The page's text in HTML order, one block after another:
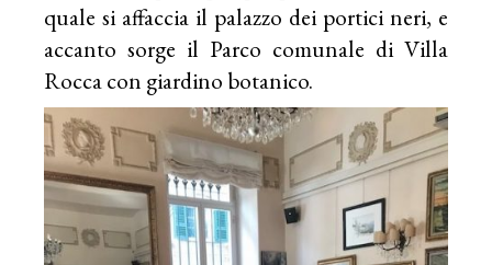
quale si affaccia il palazzo dei portici neri, e
accanto sorge il Parco comunale di Villa
Rocca con giardino botanico.